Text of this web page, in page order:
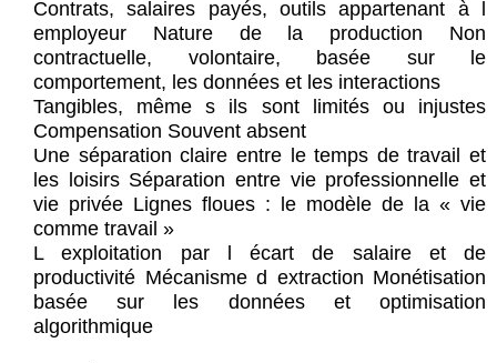
Contrats, salaires payés, outils appartenant à l
employeur Nature de la production Non
contractuelle, volontaire, basée sur le
comportement, les données et les interactions
Tangibles, même s ils sont limités ou injustes
Compensation Souvent absent
Une séparation claire entre le temps de travail et
les loisirs Séparation entre vie professionnelle et
vie privée Lignes floues : le modèle de la « vie
comme travail »
L exploitation par l écart de salaire et de
productivité Mécanisme d extraction Monétisation
basée sur les données et optimisation
algorithmique